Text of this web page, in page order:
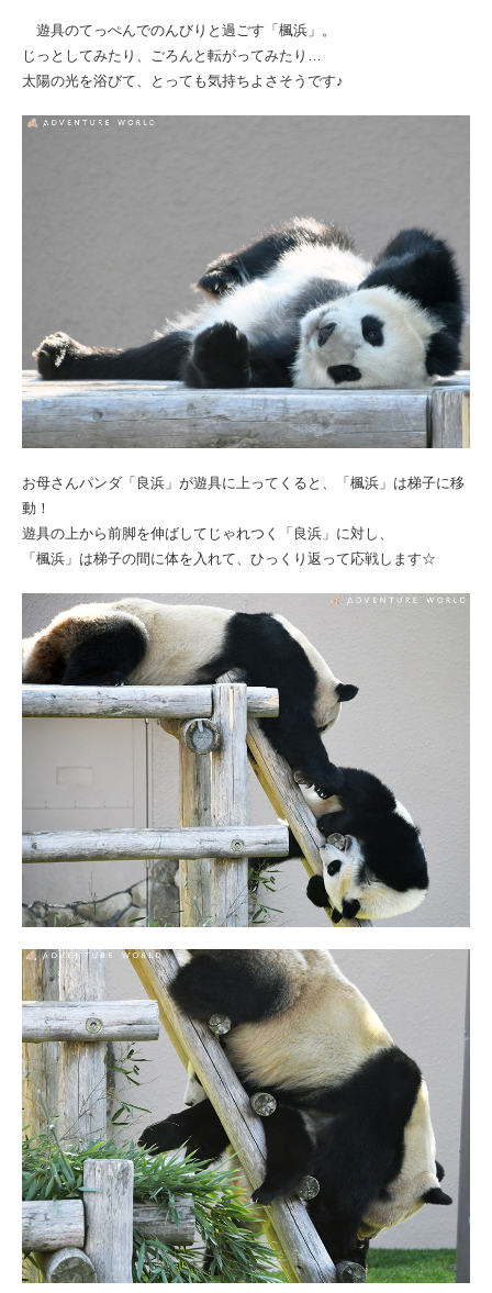
遊具のてっぺんでのんびりと過ごす「楓浜」。
じっとしてみたり、ごろんと転がってみたり…
太陽の光を浴びて、とっても気持ちよさそうです♪
お母さんパンダ「良浜」が遊具に上ってくると、「楓浜」は梯子に移
動！
遊具の上から前脚を伸ばしてじゃれつく「良浜」に対し、
「楓浜」は梯子の間に体を入れて、ひっくり返って応戦します☆